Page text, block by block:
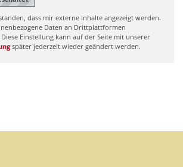
dass mir externe Inhalte angezeigt werden.
Daten an Drittplattformen
Einstellung kann auf der Seite mit unserer
später jederzeit wieder geändert werden.